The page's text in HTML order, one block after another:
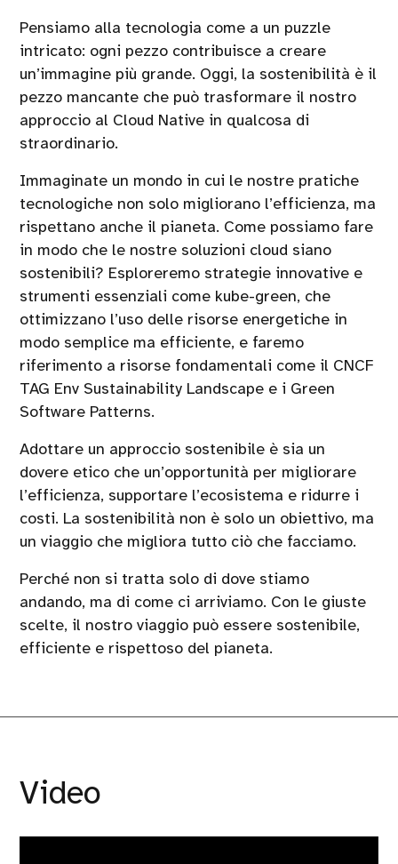
Pensiamo alla tecnologia come a un puzzle
intricato: ogni pezzo contribuisce a creare
un’immagine più grande. Oggi, la sostenibilità è il
pezzo mancante che può trasformare il nostro
approccio al Cloud Native in qualcosa di
straordinario.
Immaginate un mondo in cui le nostre pratiche
tecnologiche non solo migliorano l’efficienza, ma
rispettano anche il pianeta. Come possiamo fare
in modo che le nostre soluzioni cloud siano
sostenibili? Esploreremo strategie innovative e
strumenti essenziali come kube-green, che
ottimizzano l’uso delle risorse energetiche in
modo semplice ma efficiente, e faremo
riferimento a risorse fondamentali come il CNCF
TAG Env Sustainability Landscape e i Green
Software Patterns.
Adottare un approccio sostenibile è sia un
dovere etico che un’opportunità per migliorare
l’efficienza, supportare l’ecosistema e ridurre i
costi. La sostenibilità non è solo un obiettivo, ma
un viaggio che migliora tutto ciò che facciamo.
Perché non si tratta solo di dove stiamo
andando, ma di come ci arriviamo. Con le giuste
scelte, il nostro viaggio può essere sostenibile,
efficiente e rispettoso del pianeta.
Video